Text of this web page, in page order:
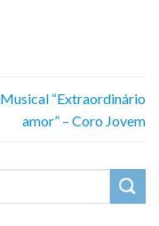
Musical “Extraordinário
amor” – Coro Jovem